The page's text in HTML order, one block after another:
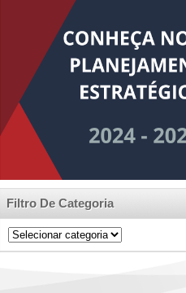
Filtro De Categoria
Filtro